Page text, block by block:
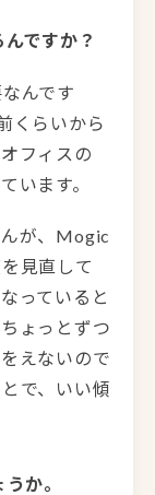
ですか？
んです
くらいから
フィスの
います。
が、Mogic
見直して
っていると
ょっとずつ
えないので
で、いい傾
か。